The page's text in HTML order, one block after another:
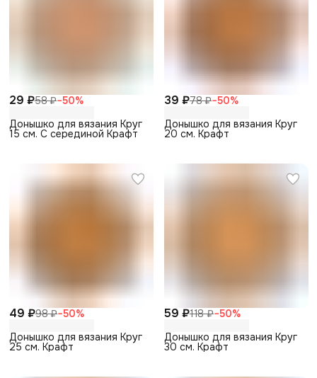
29 ₽58 ₽−50%
Донышко для вязания Круг
15 см. С серединой Крафт
39 ₽78 ₽−50%
Донышко для вязания Круг
20 см. Крафт
49 ₽98 ₽−50%
Донышко для вязания Круг
25 см. Крафт
59 ₽118 ₽−50%
Донышко для вязания Круг
30 см. Крафт